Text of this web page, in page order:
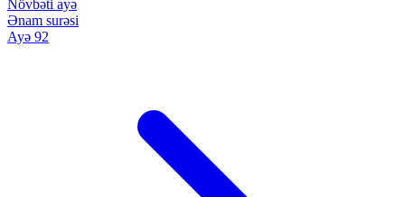
Növbəti ayə
Ənam surəsi
Ayə 92